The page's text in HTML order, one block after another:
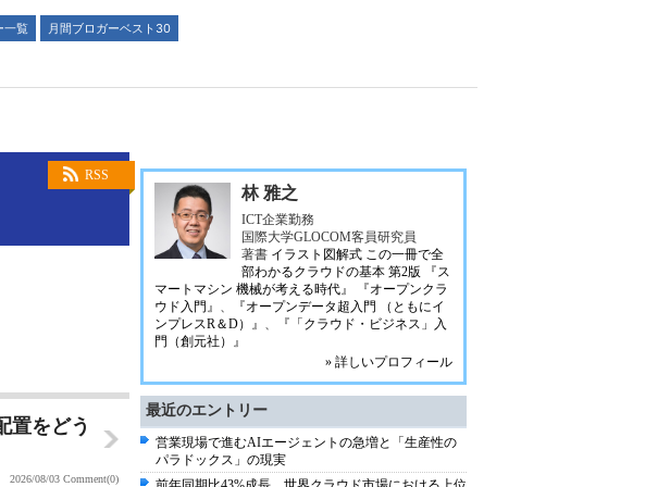
一覧
月間ブロガーベスト30
RSS
置をどう
2026/08/03 Comment(0)
林 雅之
ICT企業勤務
国際大学GLOCOM客員研究員
著書 イラスト図解式 この一冊で全
部わかるクラウドの基本 第2版
『ス
マートマシン 機械が考える時代』
『オープンクラ
ウド入門』 、
『オープンデータ超入門 （ともにイ
ンプレスR＆D）』 、
『「クラウド・ビジネス」入
門（創元社）』
» 詳しいプロフィール
最近のエントリー
営業現場で進むAIエージェントの急増と「生産性の
パラドックス」の現実